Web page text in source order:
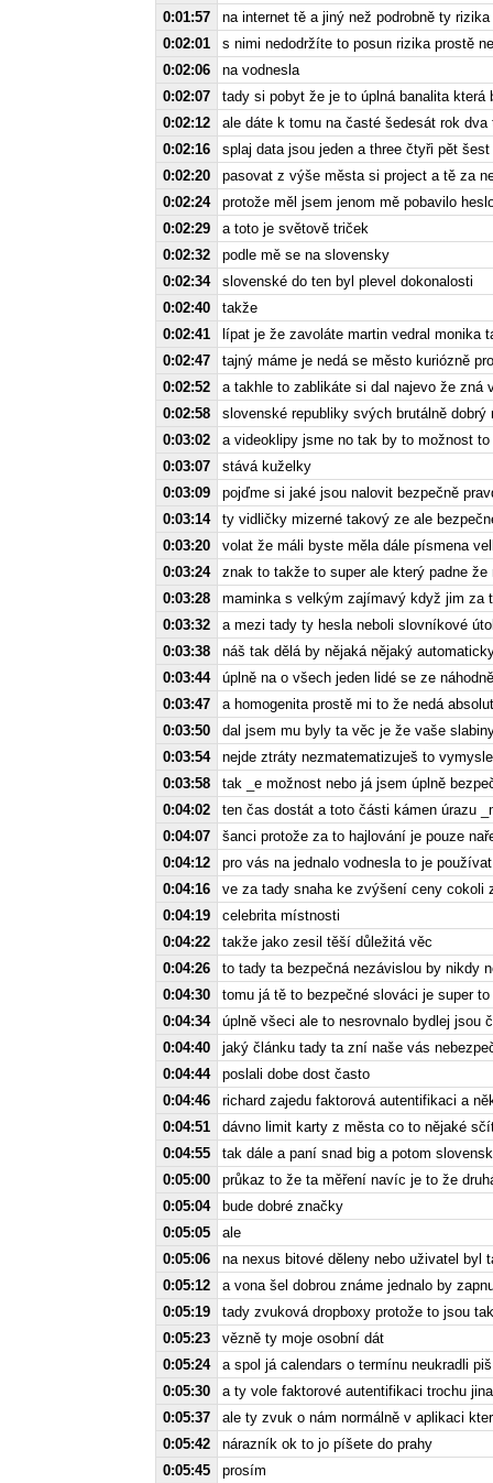
0:01:57
na internet tě a jiný než podrobně ty
0:02:01
s nimi nedodržíte to posun rizika prostě
0:02:06
na vodnesla
0:02:07
tady si pobyt že je to úplná banalita která
0:02:12
ale dáte k tomu na časté šedesát rok
0:02:16
splaj data jsou jeden a three čtyři pět
0:02:20
pasovat z výše města si project a tě za
0:02:24
protože měl jsem jenom mě pobavilo
0:02:29
a toto je světově triček
0:02:32
podle mě se na slovensky
0:02:34
slovenské do ten byl plevel dokonalosti
0:02:40
takže
0:02:41
lípat je že zavoláte martin vedral monika
0:02:47
tajný máme je nedá se město kuriózně
0:02:52
a takhle to zablikáte si dal najevo že zná
0:02:58
slovenské republiky svých brutálně
0:03:02
a videoklipy jsme no tak by to možnost
0:03:07
stává kuželky
0:03:09
pojďme si jaké jsou nalovit bezpečně
0:03:14
ty vidličky mizerné takový ze ale
0:03:20
volat že máli byste měla dále písmena
0:03:24
znak to takže to super ale který padne že
0:03:28
maminka s velkým zajímavý když jim za
0:03:32
a mezi tady ty hesla neboli slovníkové
0:03:38
náš tak dělá by nějaká nějaký
0:03:44
úplně na o všech jeden lidé se ze
0:03:47
a homogenita prostě mi to že nedá
0:03:50
dal jsem mu byly ta věc je že vaše
0:03:54
nejde ztráty nezmatematizuješ to
0:03:58
tak _e možnost nebo já jsem úplně
0:04:02
ten čas dostát a toto části kámen úrazu
0:04:07
šanci protože za to hajlování je pouze
0:04:12
pro vás na jednalo vodnesla to je
0:04:16
ve za tady snaha ke zvýšení ceny cokoli
0:04:19
celebrita místnosti
0:04:22
takže jako zesil těší důležitá věc
0:04:26
to tady ta bezpečná nezávislou by nikdy
0:04:30
tomu já tě to bezpečné slováci je super
0:04:34
úplně všeci ale to nesrovnalo bydlej jsou
0:04:40
jaký článku tady ta zní naše vás
0:04:44
poslali dobe dost často
0:04:46
richard zajedu faktorová autentifikaci a
0:04:51
dávno limit karty z města co to nějaké
0:04:55
tak dále a paní snad big a potom
0:05:00
průkaz to že ta měření navíc je to že
0:05:04
bude dobré značky
0:05:05
ale
0:05:06
na nexus bitové děleny nebo uživatel byl
0:05:12
a vona šel dobrou známe jednalo by
0:05:19
tady zvuková dropboxy protože to jsou
0:05:23
vězně ty moje osobní dát
0:05:24
a spol já calendars o termínu neukradli
0:05:30
a ty vole faktorové autentifikaci trochu
0:05:37
ale ty zvuk o nám normálně v aplikaci
0:05:42
nárazník ok to jo píšete do prahy
0:05:45
prosím